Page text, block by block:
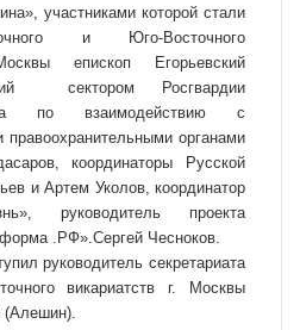
участниками которой стали
и Юго-Восточного
епископ Егорьевский
сектором Росгвардии
по взаимодействию с
органами
координаторы Русской
и Артем Уколов, координатор
руководитель проекта
.РФ».Сергей Чесноков.
руководитель секретариата
викариатств г. Москвы
(Алешин).